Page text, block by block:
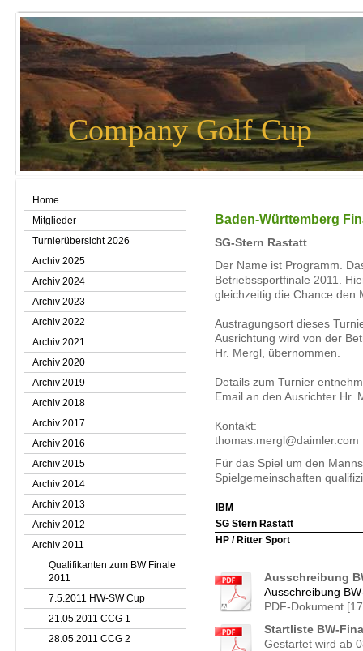
Company Golf Cup
Home
Mitglieder
Turnierübersicht 2026
Archiv 2025
Archiv 2024
Archiv 2023
Archiv 2022
Archiv 2021
Archiv 2020
Archiv 2019
Archiv 2018
Archiv 2017
Archiv 2016
Archiv 2015
Archiv 2014
Archiv 2013
Archiv 2012
Archiv 2011
Qualifikanten zum BW Finale
2011
7.5.2011 HW-SW Cup
21.05.2011 CCG 1
28.05.2011 CCG 2
Baden-Württemberg
SG-Stern Rastatt
Der Name ist Programm.
Betriebssportfinale 2011.
gleichzeitig die Chance den
Austragungsort dieses
Ausrichtung wird von der
Hr. Mergl, übernommen.
Details zum Turnier
Email an den Ausrichter Hr.
Kontakt:
thomas.mergl@daimler.com
Für das Spiel um den
Spielgemeinschaften
IBM
SG Stern Rastatt
HP / Ritter Sport
Ausschreibung
Ausschreibung
PDF-Dokument
Startliste BW-
Gestartet wird ab